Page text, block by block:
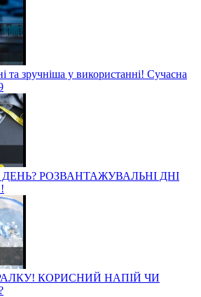
та зручніша у використанні! Сучасна
ДЕНЬ? РОЗВАНТАЖУВАЛЬНІ ДНІ
КОРИСНИЙ НАПІЙ ЧИ